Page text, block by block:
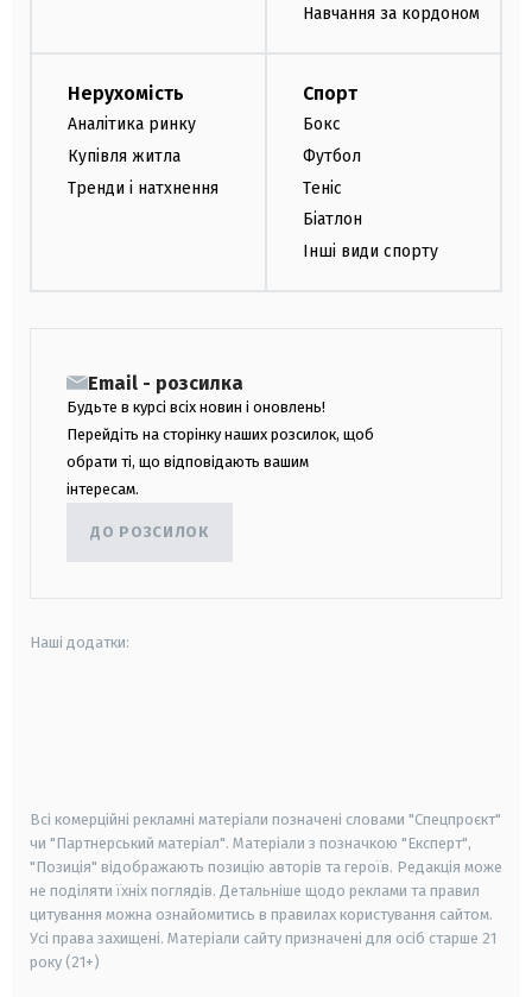
Навчання за кордоном
Нерухомість
Аналітика ринку
Купівля житла
Тренди і натхнення
Спорт
Бокс
Футбол
Теніс
Біатлон
Інші види спорту
Email - розсилка
Будьте в курсі всіх новин і оновлень!
Перейдіть на сторінку наших розсилок, щоб
обрати ті, що відповідають вашим
інтересам.
ДО РОЗСИЛОК
Наші додатки:
Всі комерційні рекламні матеріали позначені словами "Спецпроєкт"
чи "Партнерський матеріал". Матеріали з позначкою "Експерт",
"Позиція" відображають позицію авторів та героїв. Редакція може
не поділяти їхніх поглядів. Детальніше щодо реклами та правил
цитування можна ознайомитись в правилах користування сайтом.
Усі права захищені. Матеріали сайту призначені для осіб старше 21
року (21+)